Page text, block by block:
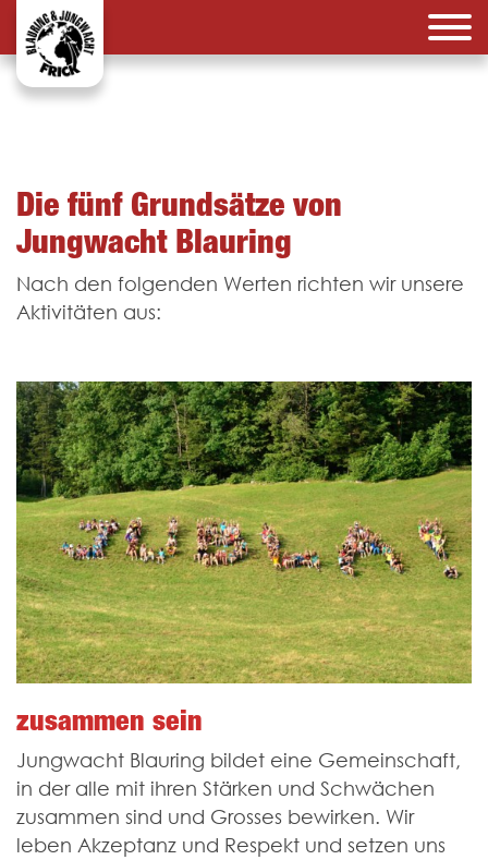
Die fünf Grundsätze von
Jungwacht Blauring
Nach den folgenden Werten richten wir unsere
Aktivitäten aus:
zusammen sein
Jungwacht Blauring bildet eine Gemein­schaft,
in der alle mit ihren Stärken und Schwächen
zusammen sind und Grosses bewirken. Wir
leben Akzeptanz und Respekt und setzen uns